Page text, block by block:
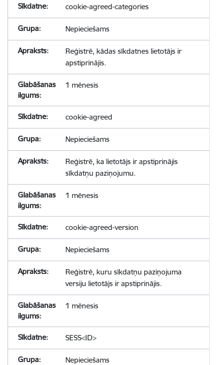
cookie-agreed-categories
Nepieciešams
Reģistrē, kādas sīkdatnes lietotājs ir
apstiprinājis.
1 mēnesis
cookie-agreed
Nepieciešams
Reģistrē, ka lietotājs ir apstiprinājis
sīkdatņu paziņojumu.
1 mēnesis
cookie-agreed-version
Nepieciešams
Reģistrē, kuru sīkdatņu paziņojuma
versiju lietotājs ir apstiprinājis.
1 mēnesis
SESS<ID>
Nepieciešams